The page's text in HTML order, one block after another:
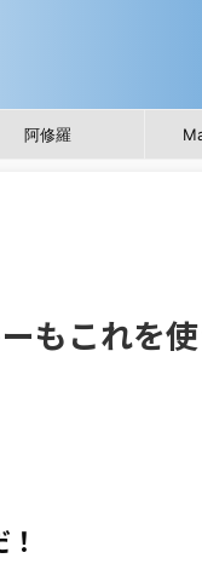
阿修羅
もこれを